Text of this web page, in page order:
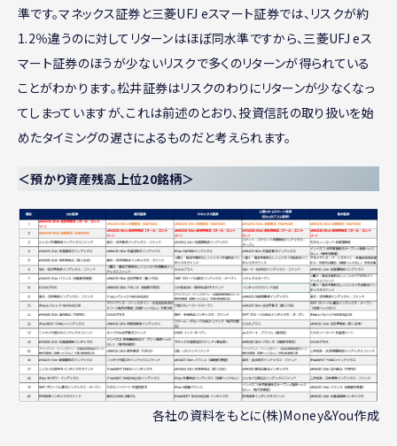
準です。マネックス証券と三菱UFJ eスマート証券では、リスクが約
1.2％違うのに対してリターンはほぼ同水準ですから、三菱UFJ eス
マート証券のほうが少ないリスクで多くのリターンが得られている
ことがわかります。松井証券はリスクのわりにリターンが少なくなっ
てしまっていますが、これは前述のとおり、投資信託の取り扱いを始
めたタイミングの遅さによるものだと考えられます。
＜預かり資産残高上位20銘柄＞
各社の資料をもとに(株)Money&You作成